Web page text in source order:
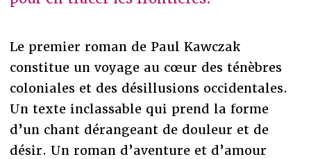
Le premier roman de Paul Kawczak
constitue un voyage au cœur des ténèbres
coloniales et des désillusions occidentales.
Un texte inclassable qui prend la forme
d’un chant dérangeant de douleur et de
désir. Un roman d’aventure et d’amour